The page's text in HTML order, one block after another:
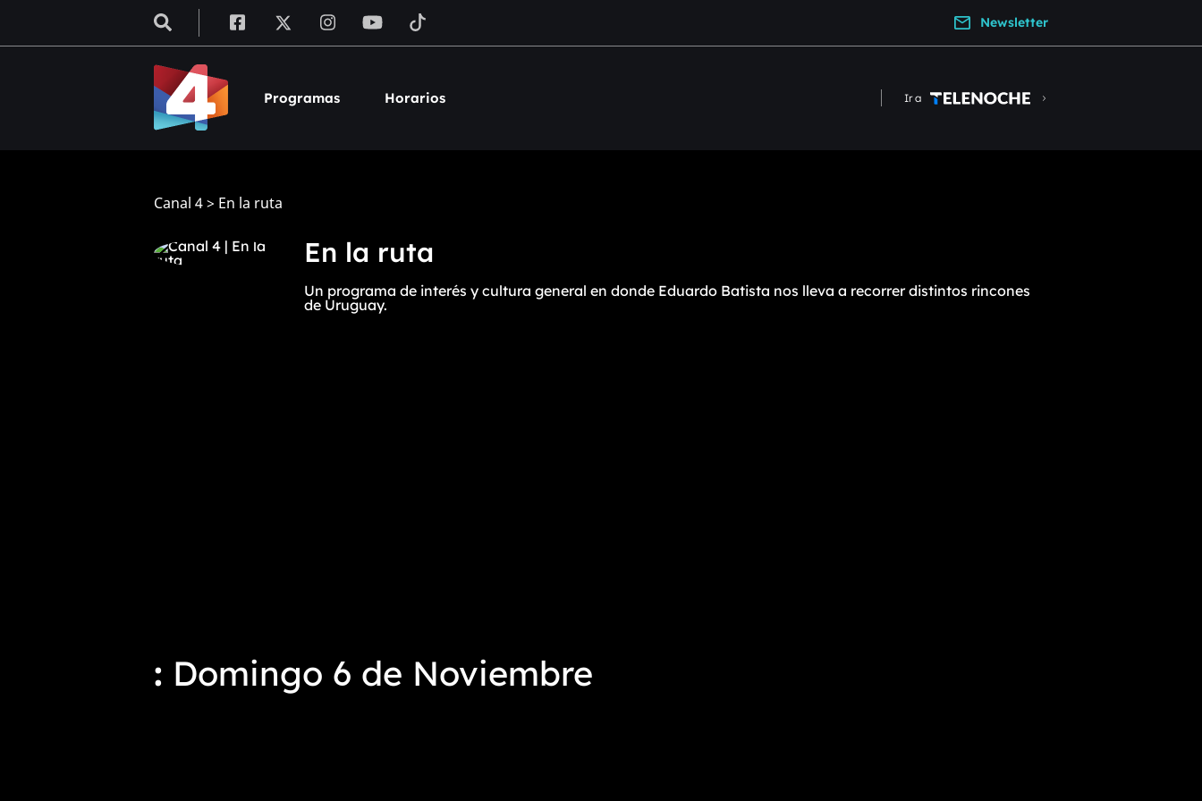
Newsletter
Programas Horarios Ir a
Canal 4> En la ruta
En la ruta
Un programa de interés y cultura general en donde Eduardo Batista nos lleva a recorrer distintos rincones
de Uruguay.
Domingo 6 de Noviembre